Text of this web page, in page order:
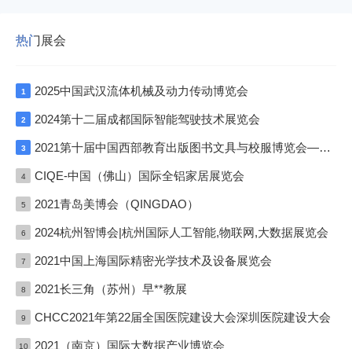
热门展会
1 2025中国武汉流体机械及动力传动博览会
2 2024第十二届成都国际智能驾驶技术展览会
3 2021第十届中国西部教育出版图书文具与校服博览会—成渝双城展
4 CIQE-中国（佛山）国际全铝家居展览会
5 2021青岛美博会（QINGDAO）
6 2024杭州智博会|杭州国际人工智能,物联网,大数据展览会
7 2021中国上海国际精密光学技术及设备展览会
8 2021长三角（苏州）早**教展
9 CHCC2021年第22届全国医院建设大会深圳医院建设大会
10 2021（南京）国际大数据产业博览会